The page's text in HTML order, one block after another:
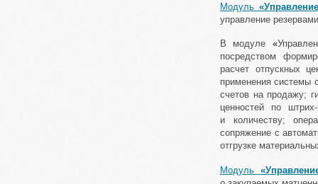
Модуль
управление
В модуле «
посредством
расчет отпускных
применения системы
счетов на продажу;
ценностей по
и количеству;
сопряжение с
отгрузке
Модуль